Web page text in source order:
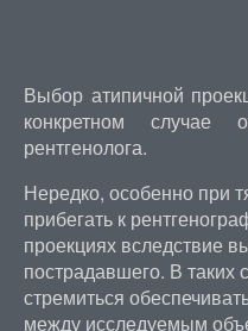
Выбор атипичной
конкретном случае
рентгенолога.
Нередко, особенно при
прибегать к
проекциях вследствие
пострадавшего. В таких
стремиться
между исследуемым